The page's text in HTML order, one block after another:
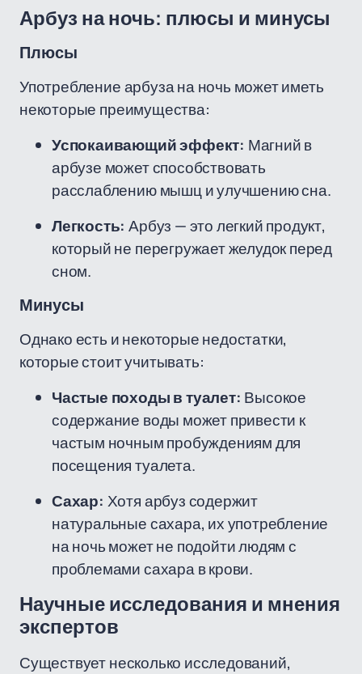
Арбуз на ночь: плюсы и минусы
Плюсы
Употребление арбуза на ночь может иметь
некоторые преимущества:
Успокаивающий эффект: Магний в
арбузе может способствовать
расслаблению мышц и улучшению сна.
Легкость: Арбуз — это легкий продукт,
который не перегружает желудок перед
сном.
Минусы
Однако есть и некоторые недостатки,
которые стоит учитывать:
Частые походы в туалет: Высокое
содержание воды может привести к
частым ночным пробуждениям для
посещения туалета.
Сахар: Хотя арбуз содержит
натуральные сахара, их употребление
на ночь может не подойти людям с
проблемами сахара в крови.
Научные исследования и мнения
экспертов
Существует несколько исследований,